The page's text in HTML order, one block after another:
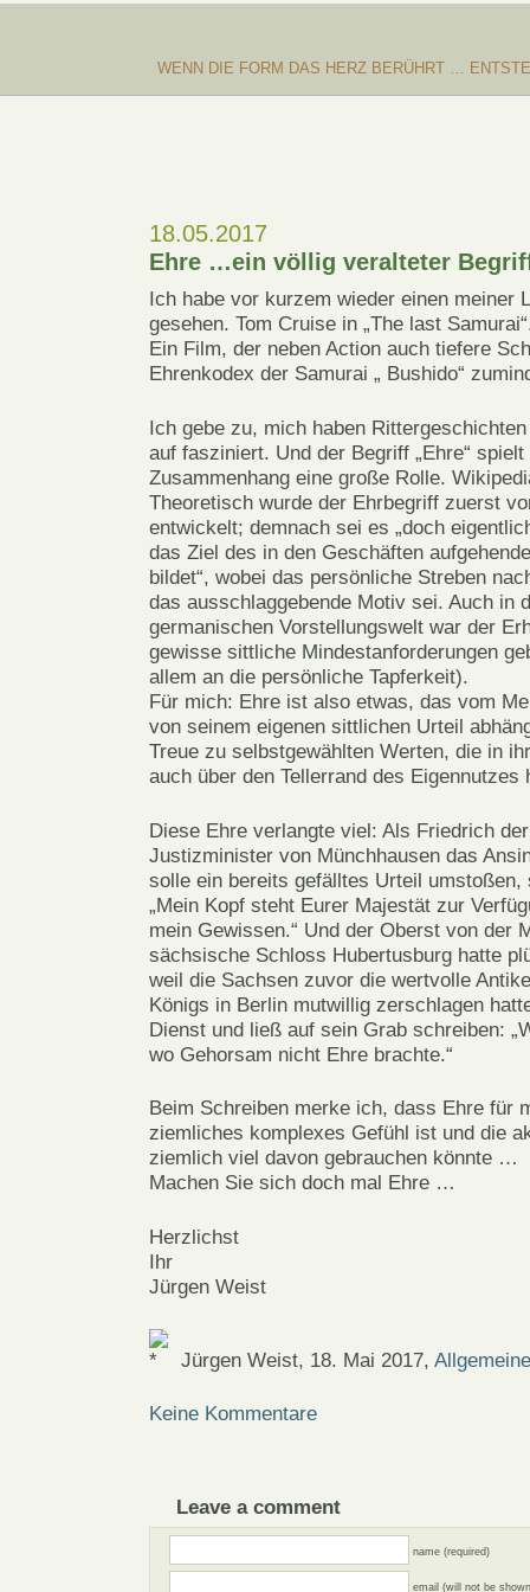
WENN DIE FORM DAS HERZ BERÜHRT …
18.05.2017
Ehre …ein völlig veralteter
Ich habe vor kurzem wieder einen meiner
gesehen. Tom Cruise in „The last
Ein Film, der neben Action auch tiefere
Ehrenkodex der Samurai „ Bushido“
Ich gebe zu, mich haben
auf fasziniert. Und der Begriff „Ehre“ spielt
Zusammenhang eine große Rolle.
Theoretisch wurde der Ehrbegriff zuerst
entwickelt; demnach sei es „doch
das Ziel des in den Geschäften
bildet“, wobei das persönliche Streben
das ausschlaggebende Motiv sei. Auch in
germanischen Vorstellungswelt war der
gewisse sittliche Mindestanforderungen
allem an die persönliche Tapferkeit).
Für mich: Ehre ist also etwas, das vom
von seinem eigenen sittlichen Urteil
Treue zu selbstgewählten Werten, die in
auch über den Tellerrand des Eigennutzes
Diese Ehre verlangte viel: Als Friedrich
Justizminister von Münchhausen das
solle ein bereits gefälltes Urteil umstoßen,
„Mein Kopf steht Eurer Majestät zur
mein Gewissen.“ Und der Oberst von der
sächsische Schloss Hubertusburg hatte
weil die Sachsen zuvor die wertvolle
Königs in Berlin mutwillig zerschlagen
Dienst und ließ auf sein Grab schreiben:
wo Gehorsam nicht Ehre brachte.“
Beim Schreiben merke ich, dass Ehre für
ziemliches komplexes Gefühl ist und die
ziemlich viel davon gebrauchen könnte …
Machen Sie sich doch mal Ehre …
Herzlichst
Ihr
Jürgen Weist
Jürgen Weist, 18. Mai 2017,
Keine Kommentare
Leave a comment
name (required)
email (will not be